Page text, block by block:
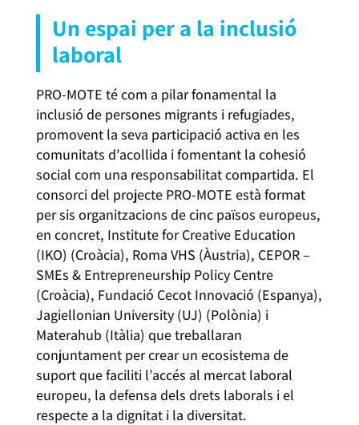
Un espai per a la inclusió
laboral
PRO-MOTE té com a pilar fonamental la
inclusió de persones migrants i refugiades,
promovent la seva participació activa en les
comunitats d’acollida i fomentant la cohesió
social com una responsabilitat compartida. El
consorci del projecte PRO-MOTE està format
per sis organitzacions de cinc països europeus,
en concret, Institute for Creative Education
(IKO) (Croàcia), Roma VHS (Àustria), CEPOR –
SMEs & Entrepreneurship Policy Centre
(Croàcia), Fundació Cecot Innovació (Espanya),
Jagiellonian University (UJ) (Polònia) i
Materahub (Itàlia) que treballaran
conjuntament per crear un ecosistema de
suport que faciliti l’accés al mercat laboral
europeu, la defensa dels drets laborals i el
respecte a la dignitat i la diversitat.